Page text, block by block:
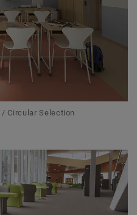
/ Circular Selection